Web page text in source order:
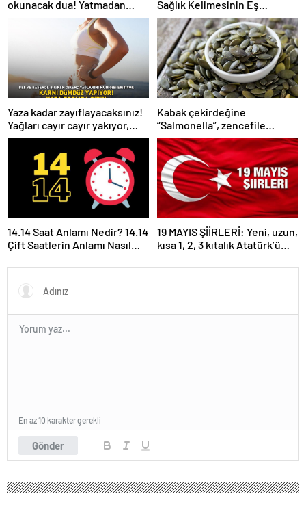
okunacak dua! Yatmadan
önce okunacak dualar!
Uyumak için hangi dua?
Sağlık Kelimesinin Eş
Anlamlıları Nelerdir?
Yaza kadar zayıflayacaksınız!
Yağları cayır cayır yakıyor,
karnı dümdüz yapıyor! Diyet
kabak çorbası tarifi ve püf
noktaları!
Kabak çekirdeğine
“Salmonella”, zencefile
“Bacillus cereus” nasıl
bulaşıyor?
14.14 Saat Anlamı Nedir? 14.14
Çift Saatlerin Anlamı Nasıl
19 MAYIS ŞİİRLERİ: Yeni, uzun,
kısa 1, 2, 3 kıtalık Atatürk’ü
Bayramı şiirleri…
Gönder
En az 10 karakter gerekli